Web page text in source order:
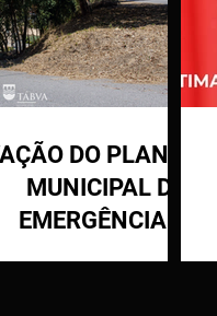
DO PLANO
MUNICIPAL DE
EMERGÊNCIA E